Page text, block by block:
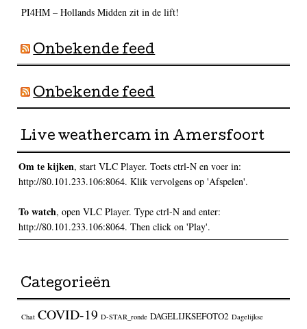
PI4HM – Hollands Midden zit in de lift!
Onbekende feed
Onbekende feed
Live weathercam in Amersfoort
Om te kijken, start VLC Player. Toets ctrl-N en voer in:
http://80.101.233.106:8064. Klik vervolgens op 'Afspelen'.
To watch, open VLC Player. Type ctrl-N and enter:
http://80.101.233.106:8064. Then click on 'Play'.
Categorieën
Chat COVID-19 D-STAR_ronde DAGELIJKSEFOTO2 Dagelijkse